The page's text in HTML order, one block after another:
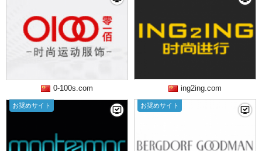
0-100s.com ing2ing.com
お奨めサイト お奨めサイト